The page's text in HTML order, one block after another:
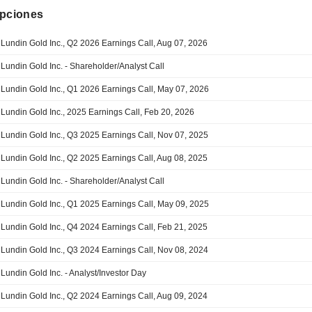
Lundin Gold Inc., Q2 2026 Earnings Call, Aug 07, 2026
Lundin Gold Inc. - Shareholder/Analyst Call
Lundin Gold Inc., Q1 2026 Earnings Call, May 07, 2026
Lundin Gold Inc., 2025 Earnings Call, Feb 20, 2026
Lundin Gold Inc., Q3 2025 Earnings Call, Nov 07, 2025
Lundin Gold Inc., Q2 2025 Earnings Call, Aug 08, 2025
Lundin Gold Inc. - Shareholder/Analyst Call
Lundin Gold Inc., Q1 2025 Earnings Call, May 09, 2025
Lundin Gold Inc., Q4 2024 Earnings Call, Feb 21, 2025
Lundin Gold Inc., Q3 2024 Earnings Call, Nov 08, 2024
Lundin Gold Inc. - Analyst/Investor Day
Lundin Gold Inc., Q2 2024 Earnings Call, Aug 09, 2024